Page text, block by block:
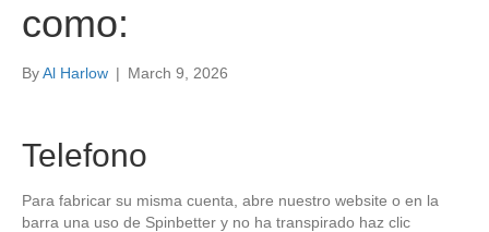
como:
ByAl Harlow | March 9, 2026
Telefono
Para fabricar su misma cuenta, abre nuestro website o en la
barra una uso de Spinbetter y no ha transpirado haz clic